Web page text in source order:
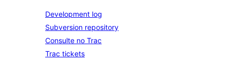
Development log
Subversion repository
Consulte no Trac
Trac tickets